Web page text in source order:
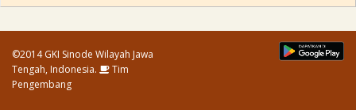
©2014 GKI Sinode Wilayah Jawa
Tengah, Indonesia.
Tim
Pengembang